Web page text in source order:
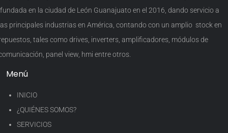
en la ciudad de León Guanajuato en el 2016, dando servicio a
principales industrias en América, contando con un amplio stock en
tales como drives, inverters, amplificadores, módulos de
panel view, hmi entre otros.
Menú
INICIO
¿QUIÉNES SOMOS?
SERVICIOS